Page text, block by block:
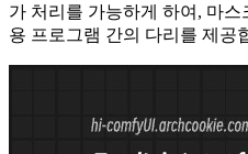
가 처리를 가능하게 하여, 마
용 프로그램 간의 다리를 제공